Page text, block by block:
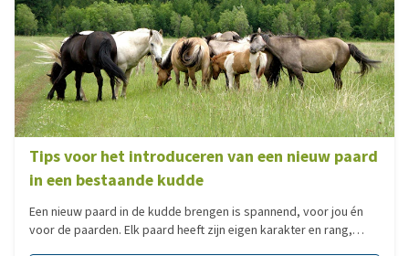
Tips voor het introduceren van een nieuw paard
in een bestaande kudde
Een nieuw paard in de kudde brengen is spannend, voor jou én
voor de paarden. Elk paard heeft zijn eigen karakter en rang,